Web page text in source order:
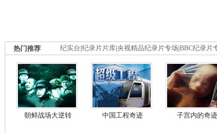
纪实台 纪录片片库 央视精品纪录片专场 BBC纪录片
热门推荐
朝鲜战场大逆转 中国工程奇迹 子宫内的奇迹